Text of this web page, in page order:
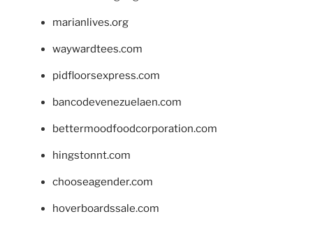
marianlives.org
waywardtees.com
pidfloorsexpress.com
bancodevenezuelaen.com
bettermoodfoodcorporation.com
hingstonnt.com
chooseagender.com
hoverboardssale.com